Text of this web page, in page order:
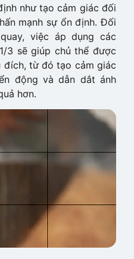
như tạo cảm giác đối
mạnh sự ổn định. Đối
việc áp dụng các
3 sẽ giúp chủ thể được
từ đó tạo cảm giác
động và dẫn dắt ánh
hơn.